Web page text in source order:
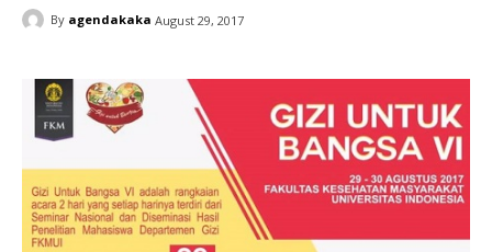
By agendakaka August 29, 2017